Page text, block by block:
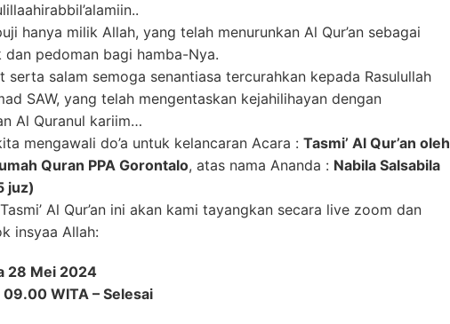
hanya milik Allah, yang telah menurunkan Al Qur’an sebagai
dan pedoman bagi hamba-Nya.
serta salam semoga senantiasa tercurahkan kepada Rasulullah
SAW, yang telah mengentaskan kejahilihayan dengan
Al Quranul kariim…
mengawali do’a untuk kelancaran Acara : Tasmi’ Al Qur’an oleh
Quran PPA Gorontalo, atas nama Ananda : Nabila Salsabila
juz)
Al Qur’an ini akan kami tayangkan secara live zoom dan
insyaa Allah:
28 Mei 2024
09.00 WITA – Selesai